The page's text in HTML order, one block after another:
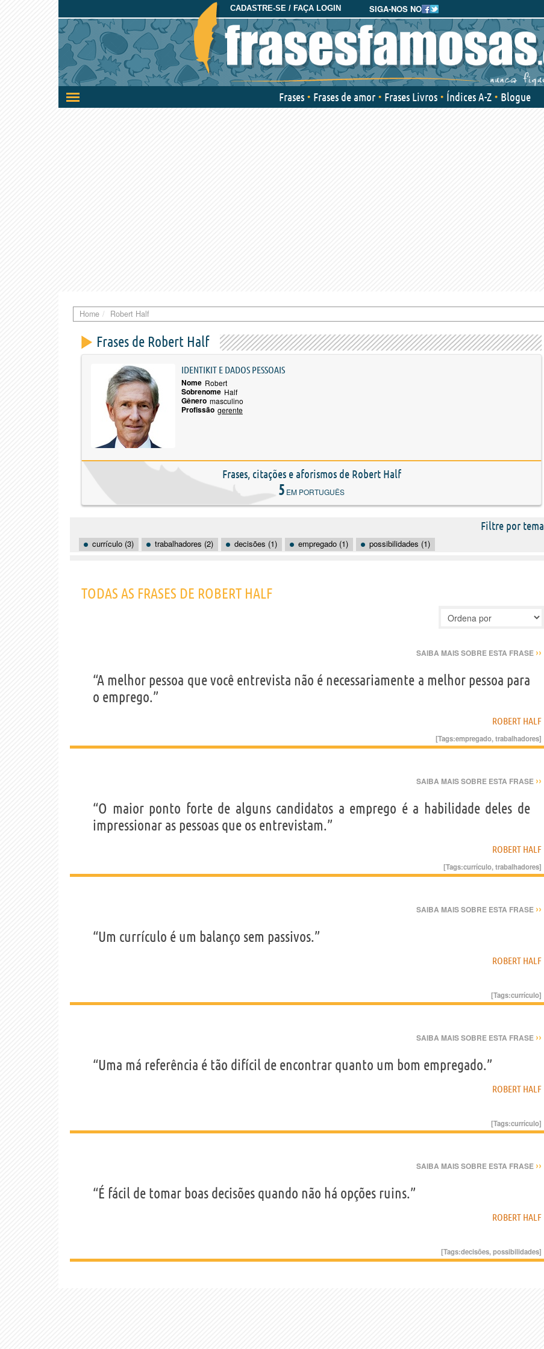
SIGA-NOS NO
CADASTRE-SE / FAÇA LOGIN
Ativar/desativar
a
Frases Frases de amor Frases Livros Índices A-Z Blogue
Home Robert Half
Frases de Robert Half
IDENTIKIT E DADOS PESSOAIS
Nome Robert
Sobrenome Half
Gênero masculino
Profissão gerente
Frases, citações e aforismos de Robert Half
5 EM PORTUGUÊS
Filtre por tema
currículo (3) trabalhadores (2) decisões (1) empregado (1) possibilidades (1)
TODAS AS FRASES DE ROBERT HALF
SAIBA MAIS SOBRE ESTA FRASE ››
“A melhor pessoa que você entrevista não é necessariamente a melhor pessoa para
o emprego.”
ROBERT HALF
[Tags:empregado,trabalhadores]
SAIBA MAIS SOBRE ESTA FRASE ››
“O maior ponto forte de alguns candidatos a emprego é a habilidade deles de
impressionar as pessoas que os entrevistam.”
ROBERT HALF
[Tags:currículo,trabalhadores]
SAIBA MAIS SOBRE ESTA FRASE ››
“Um currículo é um balanço sem passivos.”
ROBERT HALF
[Tags:currículo]
SAIBA MAIS SOBRE ESTA FRASE ››
“Uma má referência é tão difícil de encontrar quanto um bom empregado.”
ROBERT HALF
[Tags:currículo]
SAIBA MAIS SOBRE ESTA FRASE ››
“É fácil de tomar boas decisões quando não há opções ruins.”
ROBERT HALF
[Tags:decisões,possibilidades]